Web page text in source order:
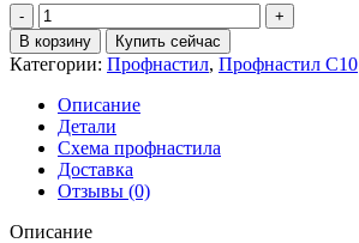
Количество
товара
Профнастил
С10
PE
0.7-
1150/1180
RAL
7024
мокрый
асфальт
В корзину Купить сейчас
Категории: Профнастил, Профнастил С10
Описание
Детали
Схема профнастила
Доставка
Отзывы (0)
Описание